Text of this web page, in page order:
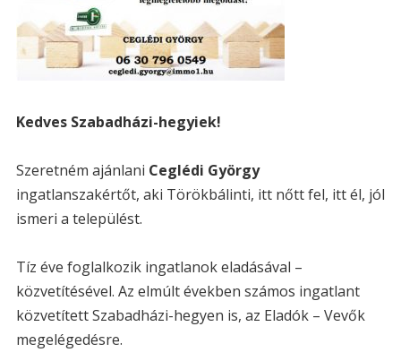
Kedves Szabadházi-hegyiek!
Szeretném ajánlani Ceglédi György
ingatlanszakértőt, aki Törökbálinti, itt nőtt fel, itt él, jól
ismeri a települést.
Tíz éve foglalkozik ingatlanok eladásával –
közvetítésével. Az elmúlt években számos ingatlant
közvetített Szabadházi-hegyen is, az Eladók – Vevők
megelégedésre.